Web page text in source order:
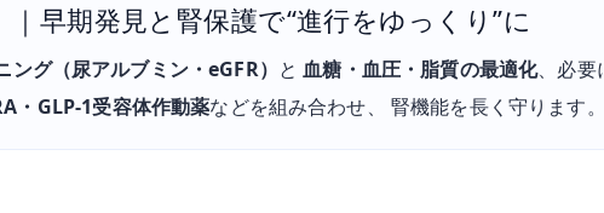
早期発見と腎保護で“進行をゆっくり”に
ング（尿アルブミン・eGFR） と血糖・血圧・脂質の最適化、必要
・GLP-1受容体作動薬などを組み合わせ、 腎機能を長く守ります。